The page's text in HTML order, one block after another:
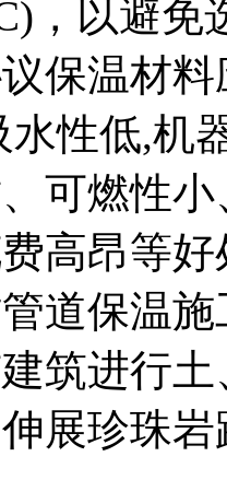
，以避
保温材
水性低,机
可燃性
高昂等
道保温
筑进行
展珍珠